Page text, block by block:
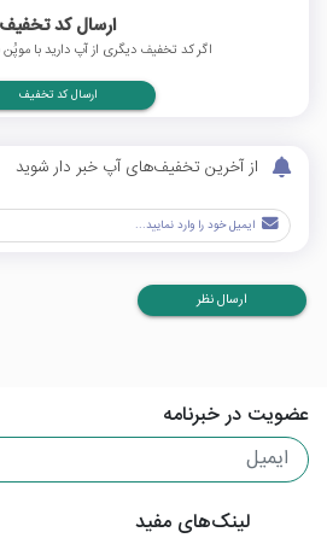
ارسال کد تخفیف
اگر کد تخفیف دیگری از آپ دارید با موپُن
ارسال کد تخفیف
از آخرین تخفیف‌های آپ خبر دار شوید
ارسال نظر
عضویت در خبرنامه
لینک‌های مفید